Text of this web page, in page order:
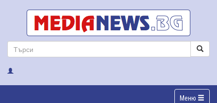
Меню